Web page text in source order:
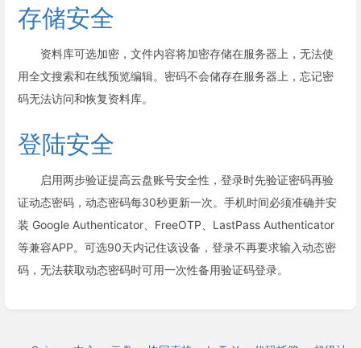
存储安全
资料库可选加密，文件内容将加密存储在服务器上，无法使
用全文搜索和在线预览编辑。密码不会储存在服务器上，忘记密
码无法访问和恢复资料库。
登陆安全
启用两步验证提高云盘账号安全性，登录时先验证密码再验
证动态密码，动态密码每30秒更新一次。手机时间必须准确并安
装 Google Authenticator、FreeOTP、LastPass Authenticator
等兼容APP。可选90天内记住该设备，登录不再要求输入动态密
码，无法获取动态密码时可用一次性备用验证码登录。